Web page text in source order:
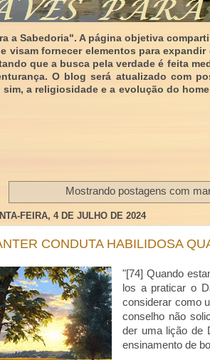
a Sabedoria". A página objetiva
visam fornecer elementos para
que a busca pela verdade é feita
O blog será atualizado com
a religiosidade e a evolução do
Mostrando postagens com
FEIRA, 4 DE JULHO DE 2024
CONDUTA HABILIDOSA
"[74] Quando
los a praticar o
considerar como
conselho não
der uma lição de
ensinamento de